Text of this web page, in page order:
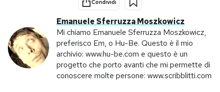
Scienza
Cultura
Economia
Storie/Idee
Ok Boomer!
Media
Altrecose
Mondiali calcio 2026
Condividi
Emanuele Sferruzza Moszkowicz
Mi chiamo Emanuele Sferruzza Moszkowicz,
preferisco Em, o Hu-Be. Questo è il mio
archivio: www.hu-be.com e questo è un
progetto che porto avanti che mi permette di
conoscere molte persone: www.scribblitti.com